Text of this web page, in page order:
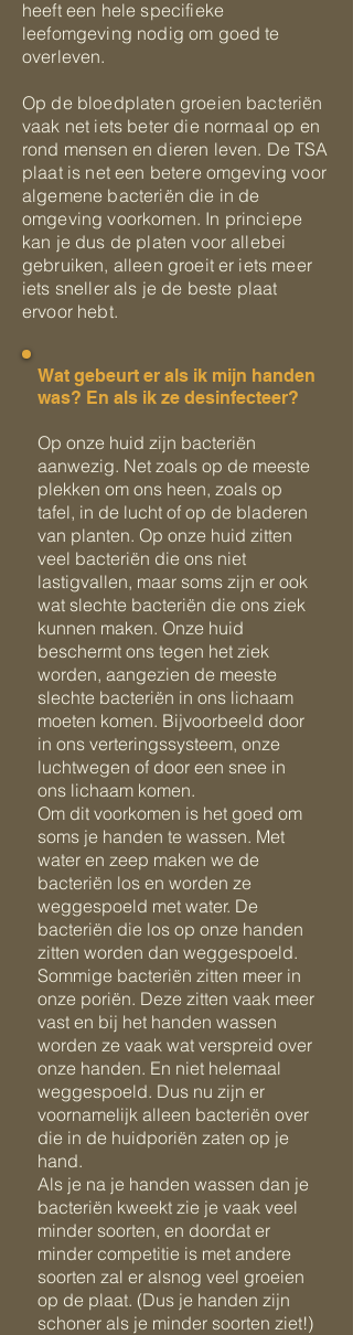
heeft een hele specifieke
leefomgeving nodig om goed te
overleven.
Op de bloedplaten groeien bacteriën
vaak net iets beter die normaal op en
rond mensen en dieren leven. De TSA
plaat is net een betere omgeving voor
algemene bacteriën die in de
omgeving voorkomen. In princiepe
kan je dus de platen voor allebei
gebruiken, alleen groeit er iets meer
iets sneller als je de beste plaat
ervoor hebt.
Wat gebeurt er als ik mijn handen
was? En als ik ze desinfecteer?
Op onze huid zijn bacteriën
aanwezig. Net zoals op de meeste
plekken om ons heen, zoals op
tafel, in de lucht of op de bladeren
van planten. Op onze huid zitten
veel bacteriën die ons niet
lastigvallen, maar soms zijn er ook
wat slechte bacteriën die ons ziek
kunnen maken. Onze huid
beschermt ons tegen het ziek
worden, aangezien de meeste
slechte bacteriën in ons lichaam
moeten komen. Bijvoorbeeld door
in ons verteringssysteem, onze
luchtwegen of door een snee in
ons lichaam komen.
Om dit voorkomen is het goed om
soms je handen te wassen. Met
water en zeep maken we de
bacteriën los en worden ze
weggespoeld met water. De
bacteriën die los op onze handen
zitten worden dan weggespoeld.
Sommige bacteriën zitten meer in
onze poriën. Deze zitten vaak meer
vast en bij het handen wassen
worden ze vaak wat verspreid over
onze handen. En niet helemaal
weggespoeld. Dus nu zijn er
voornamelijk alleen bacteriën over
die in de huidporiën zaten op je
hand.
Als je na je handen wassen dan je
bacteriën kweekt zie je vaak veel
minder soorten, en doordat er
minder competitie is met andere
soorten zal er alsnog veel groeien
op de plaat. (Dus je handen zijn
schoner als je minder soorten ziet!)